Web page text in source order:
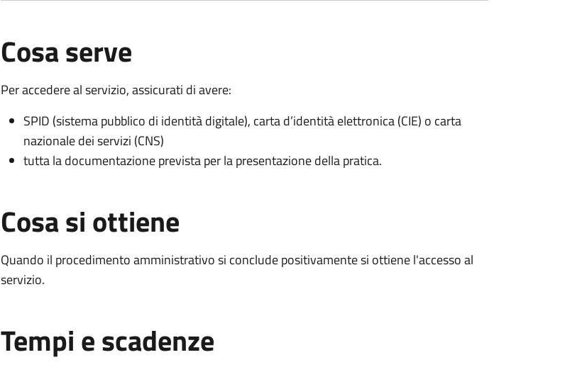
Cosa serve
Per accedere al servizio, assicurati di avere:
SPID (sistema pubblico di identità digitale), carta d’identità elettronica (CIE) o carta
nazionale dei servizi (CNS)
tutta la documentazione prevista per la presentazione della pratica.
Cosa si ottiene
Quando il procedimento amministrativo si conclude positivamente si ottiene l'accesso al
servizio.
Tempi e scadenze